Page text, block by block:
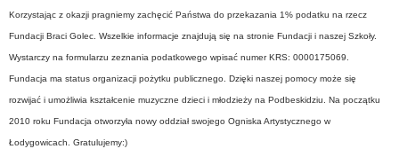
Korzystając z okazji pragniemy zachęcić Państwa do przekazania 1% podatku na rzecz
Fundacji Braci Golec. Wszelkie informacje znajdują się na stronie Fundacji i naszej Szkoły.
Wystarczy na formularzu zeznania podatkowego wpisać numer KRS: 0000175069.
Fundacja ma status organizacji pożytku publicznego. Dzięki naszej pomocy może się
rozwijać i umożliwia kształcenie muzyczne dzieci i młodzieży na Podbeskidziu. Na początku
2010 roku Fundacja otworzyła nowy oddział swojego Ogniska Artystycznego w
Łodygowicach. Gratulujemy:)